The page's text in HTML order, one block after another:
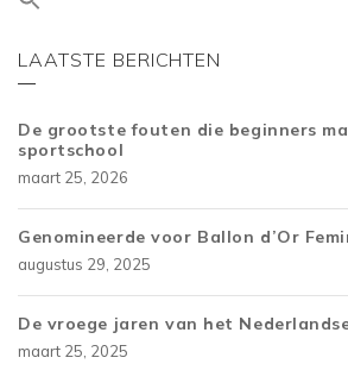
LAATSTE BERICHTEN
De grootste fouten die beginners
sportschool
maart 25, 2026
Genomineerde voor Ballon d’Or
augustus 29, 2025
De vroege jaren van het
maart 25, 2025